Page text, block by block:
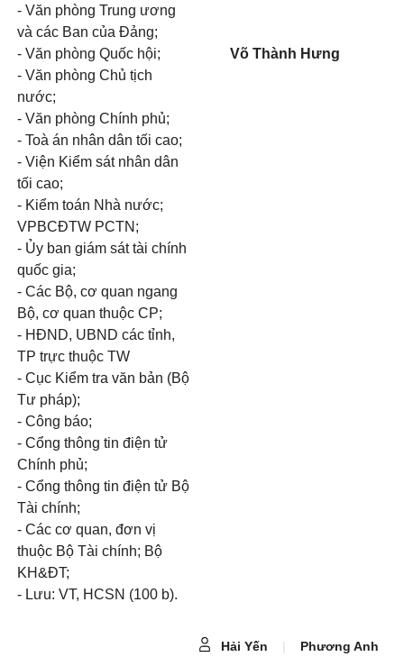
- Văn phòng Trung ương
và các Ban của Đảng;
- Văn phòng Quốc hội;
- Văn phòng Chủ tịch
nước;
- Văn phòng Chính phủ;
- Toà án nhân dân tối cao;
- Viện Kiểm sát nhân dân
tối cao;
- Kiểm toán Nhà nước;
VPBCĐTW PCTN;
- Ủy ban giám sát tài chính
quốc gia;
- Các Bộ, cơ quan ngang
Bộ, cơ quan thuộc CP;
- HĐND, UBND các tỉnh,
TP trực thuộc TW
- Cục Kiểm tra văn bản (Bộ
Tư pháp);
- Công báo;
- Cổng thông tin điện tử
Chính phủ;
- Cổng thông tin điện tử Bộ
Tài chính;
- Các cơ quan, đơn vị
thuộc Bộ Tài chính; Bộ
KH&ĐT;
- Lưu: VT, HCSN (100 b).
Võ Thành Hưng
Hải Yến | Phương Anh